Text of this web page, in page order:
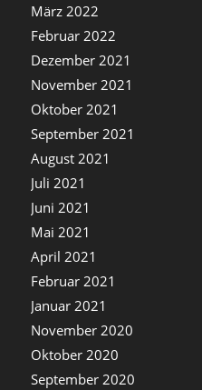
März 2022
Februar 2022
Dezember 2021
November 2021
Oktober 2021
September 2021
August 2021
Juli 2021
Juni 2021
Mai 2021
April 2021
Februar 2021
Januar 2021
November 2020
Oktober 2020
September 2020